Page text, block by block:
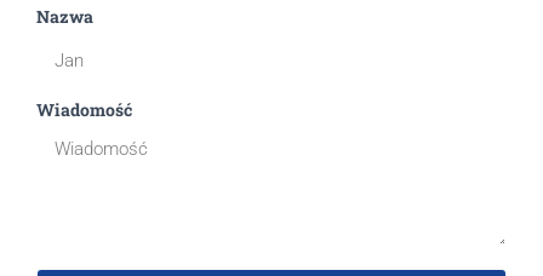
Nazwa
Wiadomość